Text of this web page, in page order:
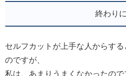
終わりに
セルフカットが上手な人からす
のですが、
私は、あまりうまくなかったの